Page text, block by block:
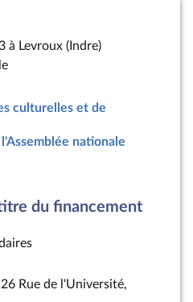
à Levroux (Indre)
culturelles et de
nationale
du financement
Rue de l'Université,